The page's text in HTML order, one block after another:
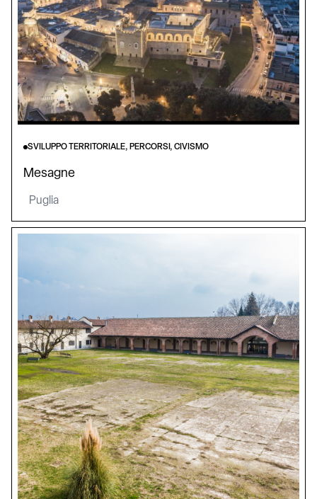
SVILUPPO TERRITORIALE, PERCORSI, CIVISMO
Mesagne
Puglia